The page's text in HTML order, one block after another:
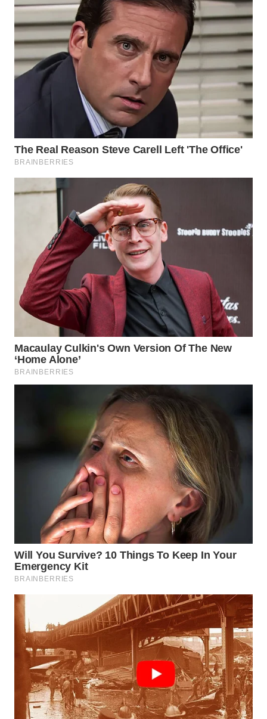
WN
KEPULAUAN
SERIBU
WN
TANGERANG
WN
CIREBON
WN
INDRAMAYU
WN
KUNINGAN
WN
MAJALENGKA
SUBANG
WN
SUKABUMI
WN
WN
SEMARANG
WN
SOLO
BOROBUDUR
WN
MADURA
WN
SURABAYA